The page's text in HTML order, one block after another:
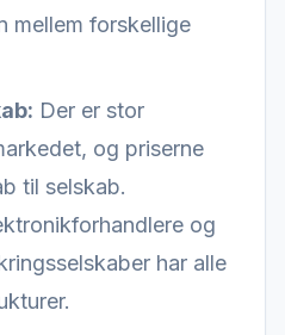
mellem forskellige
Der er stor
og priserne
til selskab.
og
har alle